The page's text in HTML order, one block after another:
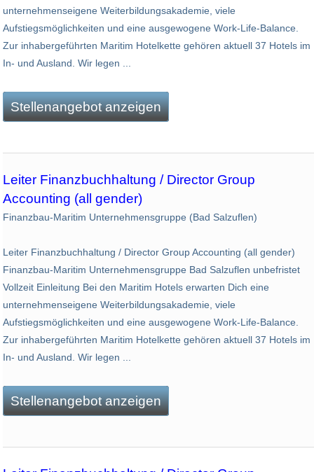
unternehmenseigene Weiterbildungsakademie, viele
Aufstiegsmöglichkeiten und eine ausgewogene Work-Life-Balance.
Zur inhabergeführten Maritim Hotelkette gehören aktuell 37 Hotels im
In- und Ausland. Wir legen ...
Stellenangebot anzeigen
Leiter Finanzbuchhaltung / Director Group
Accounting (all gender)
Finanzbau-Maritim Unternehmensgruppe (Bad Salzuflen)
Leiter Finanzbuchhaltung / Director Group Accounting (all gender)
Finanzbau-Maritim Unternehmensgruppe Bad Salzuflen unbefristet
Vollzeit Einleitung Bei den Maritim Hotels erwarten Dich eine
unternehmenseigene Weiterbildungsakademie, viele
Aufstiegsmöglichkeiten und eine ausgewogene Work-Life-Balance.
Zur inhabergeführten Maritim Hotelkette gehören aktuell 37 Hotels im
In- und Ausland. Wir legen ...
Stellenangebot anzeigen